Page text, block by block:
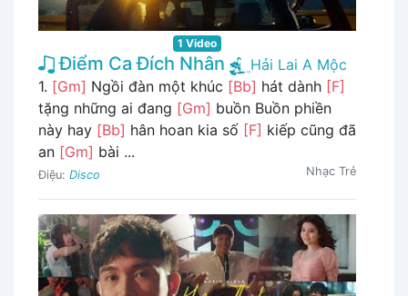
1 Video
Điểm Ca Đích Nhân
Hải Lai A Mộc
1. [Gm] Ngồi đàn một khúc [Bb] hát dành [F]
tặng những ai đang [Gm] buồn Buồn phiền
này hay [Bb] hân hoan kia số [F] kiếp cũng đã
an [Gm] bài ...
Điệu: Disco Nhạc Trẻ